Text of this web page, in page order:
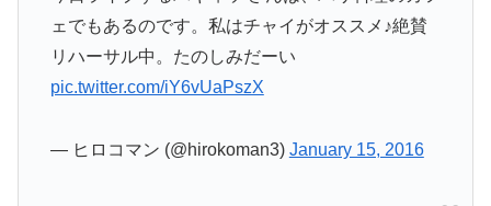
ェでもあるのです。私はチャイがオススメ♪絶賛
リハーサル中。たのしみだーい
pic.twitter.com/iY6vUaPszX
— ヒロコマン (@hirokoman3) January 15, 2016